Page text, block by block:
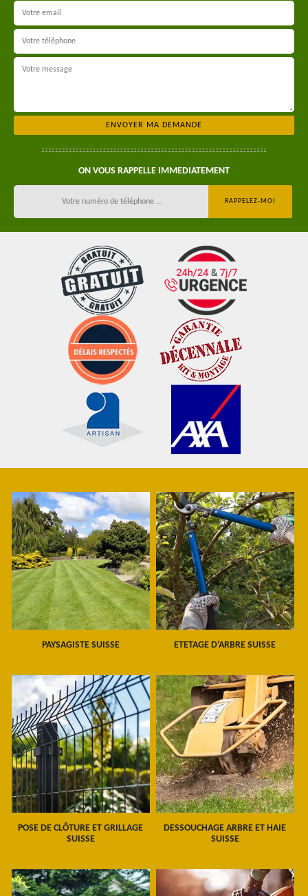
ON VOUS RAPPELLE IMMEDIATEMENT
PAYSAGISTE SUISSE ETETAGE D'ARBRE SUISSE
POSE DE CLÔTURE ET GRILLAGE
SUISSE
DESSOUCHAGE ARBRE ET HAIE
SUISSE